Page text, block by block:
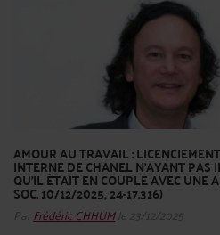
AMOUR AU TRAVAIL :
INTERNE DE CHANEL N’AYANT PAS
QU’IL ÉTAIT EN COUPLE AVEC UNE
SOC. 10/12/2025, 24-17.316)
Par Frédéric CHHUMle 23/12/2025